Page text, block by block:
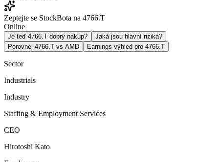
Zeptejte se StockBota na 4766.T
Online
Je teď 4766.T dobrý nákup?
Jaká jsou hlavní rizika?
Porovnej 4766.T vs AMD
Earnings výhled pro 4766.T
Sector
Industrials
Industry
Staffing & Employment Services
CEO
Hirotoshi Kato